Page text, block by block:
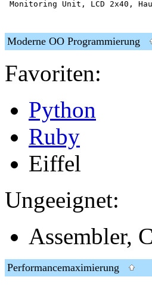
Moderne OO Programmierung
Favoriten:
Python
Ruby
Eiffel
Ungeeignet:
Assembler,
Performancemaximierung